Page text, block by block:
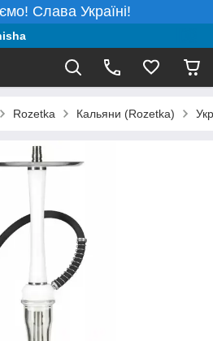
Слава Україні!
Rozetka Кальяни (Rozetka)